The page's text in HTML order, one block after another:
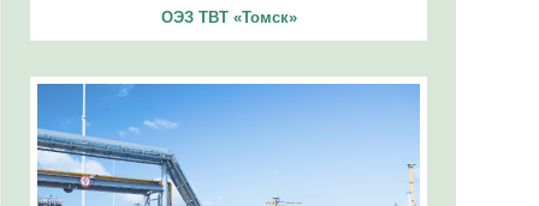
ОЭЗ ТВТ «Томск»